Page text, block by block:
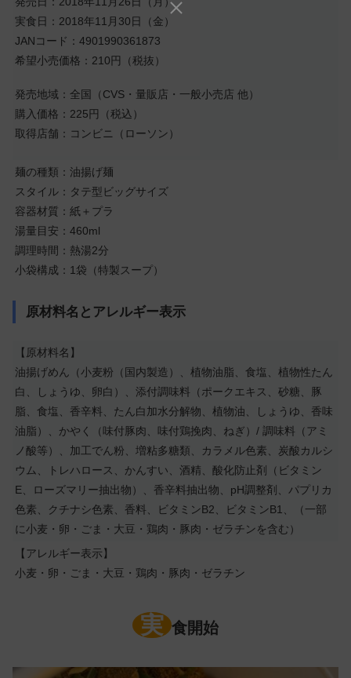
実食日：2018年11月30日（金）
JANコード：4901990361873
希望小売価格：210円（税抜）
発売地域：全国（CVS・量販店・一般小売店 他）
購入価格：225円（税込）
取得店舗：コンビニ（ローソン）
麺の種類：油揚げ麺
スタイル：タテ型ビッグサイズ
容器材質：紙＋プラ
湯量目安：460ml
調理時間：熱湯2分
小袋構成：1袋（特製スープ）
原材料名とアレルギー表示
【原材料名】
油揚げめん（小麦粉（国内製造）、植物油脂、食塩、植物性たん
白、しょうゆ、卵白）、添付調味料（ポークエキス、砂糖、豚
脂、食塩、香辛料、たん白加水分解物、植物油、しょうゆ、香味
油脂）、かやく（味付豚肉、味付鶏挽肉、ねぎ）/ 調味料（アミ
ノ酸等）、加工でん粉、増粘多糖類、カラメル色素、炭酸カルシ
ウム、トレハロース、かんすい、酒精、酸化防止剤（ビタミン
E、ローズマリー抽出物）、香辛料抽出物、pH調整剤、パプリカ
色素、クチナシ色素、香料、ビタミンB2、ビタミンB1、（一部
に小麦・卵・ごま・大豆・鶏肉・豚肉・ゼラチンを含む）
【アレルギー表示】
小麦・卵・ごま・大豆・鶏肉・豚肉・ゼラチン
実 食開始